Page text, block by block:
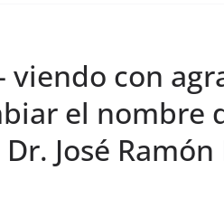
viendo con
el nombre
José